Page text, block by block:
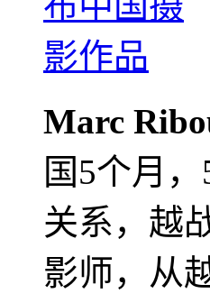
Marc
国5个月
关系，越
影师，从